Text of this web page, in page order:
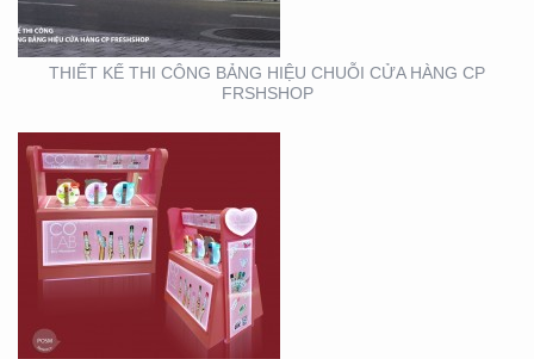
THIẾT KẾ THI CÔNG BẢNG HIỆU CHUỖI CỬA HÀNG CP
FRSHSHOP
THIẾT KẾ THI CÔNG
KIOSK THỰC PHẨM TẠI
TP. HỒ CHÍ MINH